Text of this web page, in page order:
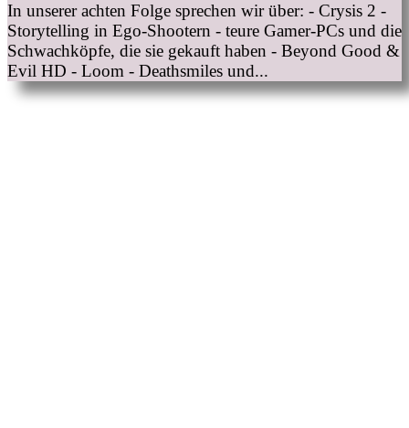
In unserer achten Folge sprechen wir über: - Crysis 2 -
Storytelling in Ego-Shootern - teure Gamer-PCs und die
Schwachköpfe, die sie gekauft haben - Beyond Good &
Evil HD - Loom - Deathsmiles und...